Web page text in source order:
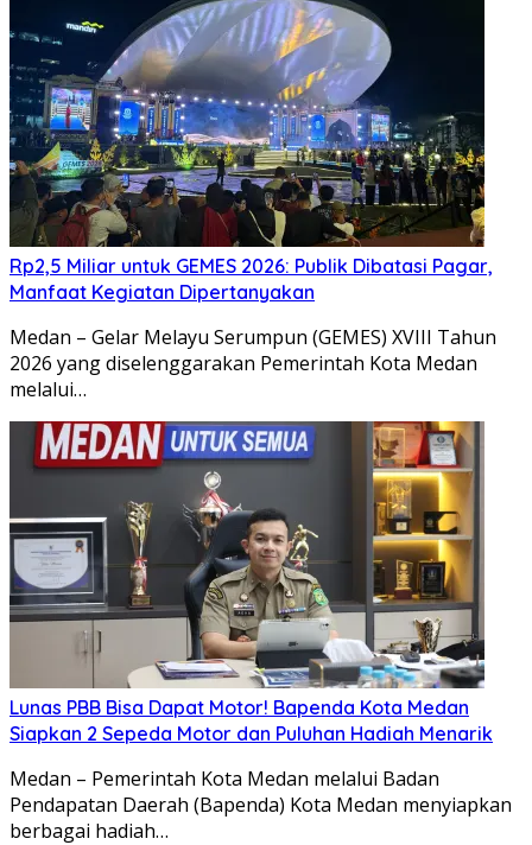
Rp2,5 Miliar untuk GEMES 2026: Publik Dibatasi Pagar,
Manfaat Kegiatan Dipertanyakan
Medan – Gelar Melayu Serumpun (GEMES) XVIII Tahun
2026 yang diselenggarakan Pemerintah Kota Medan
melalui…
Lunas PBB Bisa Dapat Motor! Bapenda Kota Medan
Siapkan 2 Sepeda Motor dan Puluhan Hadiah Menarik
Medan – Pemerintah Kota Medan melalui Badan
Pendapatan Daerah (Bapenda) Kota Medan menyiapkan
berbagai hadiah…